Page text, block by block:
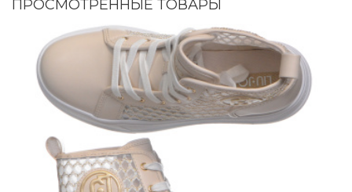
ПРОСМОТРЕННЫЕ ТОВАРЫ